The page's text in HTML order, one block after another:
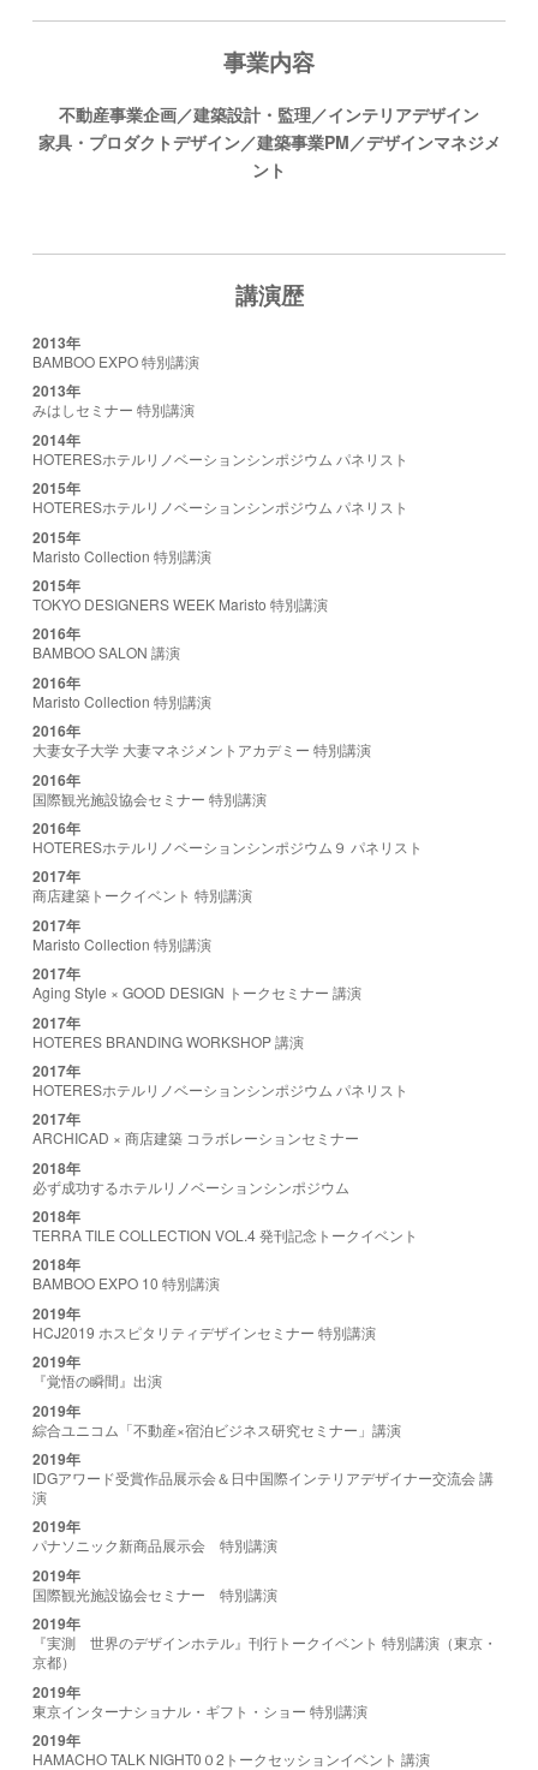
事業内容
不動産事業企画／建築設計・監理／インテリアデザイン
家具・プロダクトデザイン／建築事業PM／デザインマネジメ
ント
講演歴
2013年
BAMBOO EXPO 特別講演
2013年
みはしセミナー 特別講演
2014年
HOTERESホテルリノベーションシンポジウム パネリスト
2015年
HOTERESホテルリノベーションシンポジウム パネリスト
2015年
Maristo Collection 特別講演
2015年
TOKYO DESIGNERS WEEK Maristo 特別講演
2016年
BAMBOO SALON 講演
2016年
Maristo Collection 特別講演
2016年
大妻女子大学 大妻マネジメントアカデミー 特別講演
2016年
国際観光施設協会セミナー 特別講演
2016年
HOTERESホテルリノベーションシンポジウム９ パネリスト
2017年
商店建築トークイベント 特別講演
2017年
Maristo Collection 特別講演
2017年
Aging Style × GOOD DESIGN トークセミナー 講演
2017年
HOTERES BRANDING WORKSHOP 講演
2017年
HOTERESホテルリノベーションシンポジウム パネリスト
2017年
ARCHICAD × 商店建築 コラボレーションセミナー
2018年
必ず成功するホテルリノベーションシンポジウム
2018年
TERRA TILE COLLECTION VOL.4 発刊記念トークイベント
2018年
BAMBOO EXPO 10 特別講演
2019年
HCJ2019 ホスピタリティデザインセミナー 特別講演
2019年
『覚悟の瞬間』出演
2019年
綜合ユニコム「不動産×宿泊ビジネス研究セミナー」講演
2019年
IDGアワード受賞作品展示会＆日中国際インテリアデザイナー交流会 講
演
2019年
パナソニック新商品展示会 特別講演
2019年
国際観光施設協会セミナー 特別講演
2019年
『実測 世界のデザインホテル』刊行トークイベント 特別講演（東京・
京都）
2019年
東京インターナショナル・ギフト・ショー 特別講演
2019年
HAMACHO TALK NIGHT0０2トークセッションイベント 講演